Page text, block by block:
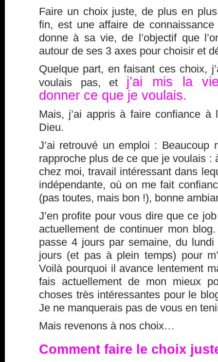
Faire un choix juste, de plus en
fin, est une affaire de
donne à sa vie, de l’objectif que
autour de ses 3 axes pour choisir et
Quelque part, en faisant ces choix,
voulais pas, et j’ai mis la
donner ce que je voulais.
Mais, j’ai appris à faire confiance à
Dieu.
J’ai retrouvé un emploi : Beaucoup
rapproche plus de ce que je voulais :
chez moi, travail intéressant dans
indépendante, où on me fait
(pas toutes, mais bon !), bonne
J’en profite pour vous dire que ce
actuellement de continuer mon
passe 4 jours par semaine, du
jours (et pas à plein temps) pour
Voilà pourquoi il avance lentement
fais actuellement de mon mieux
choses très intéressantes pour le
Je ne manquerais pas de vous en
Mais revenons à nos choix…
Comment faire le choix